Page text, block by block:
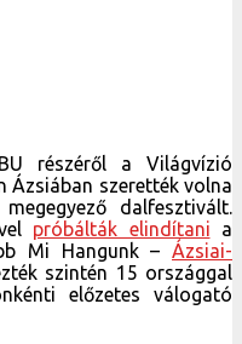
részéről a Világvízió
Ázsiában szerették volna
dalfesztivált.
próbálták elindítani a
Mi Hangunk – Ázsiai-
szintén 15 országgal
előzetes válogató